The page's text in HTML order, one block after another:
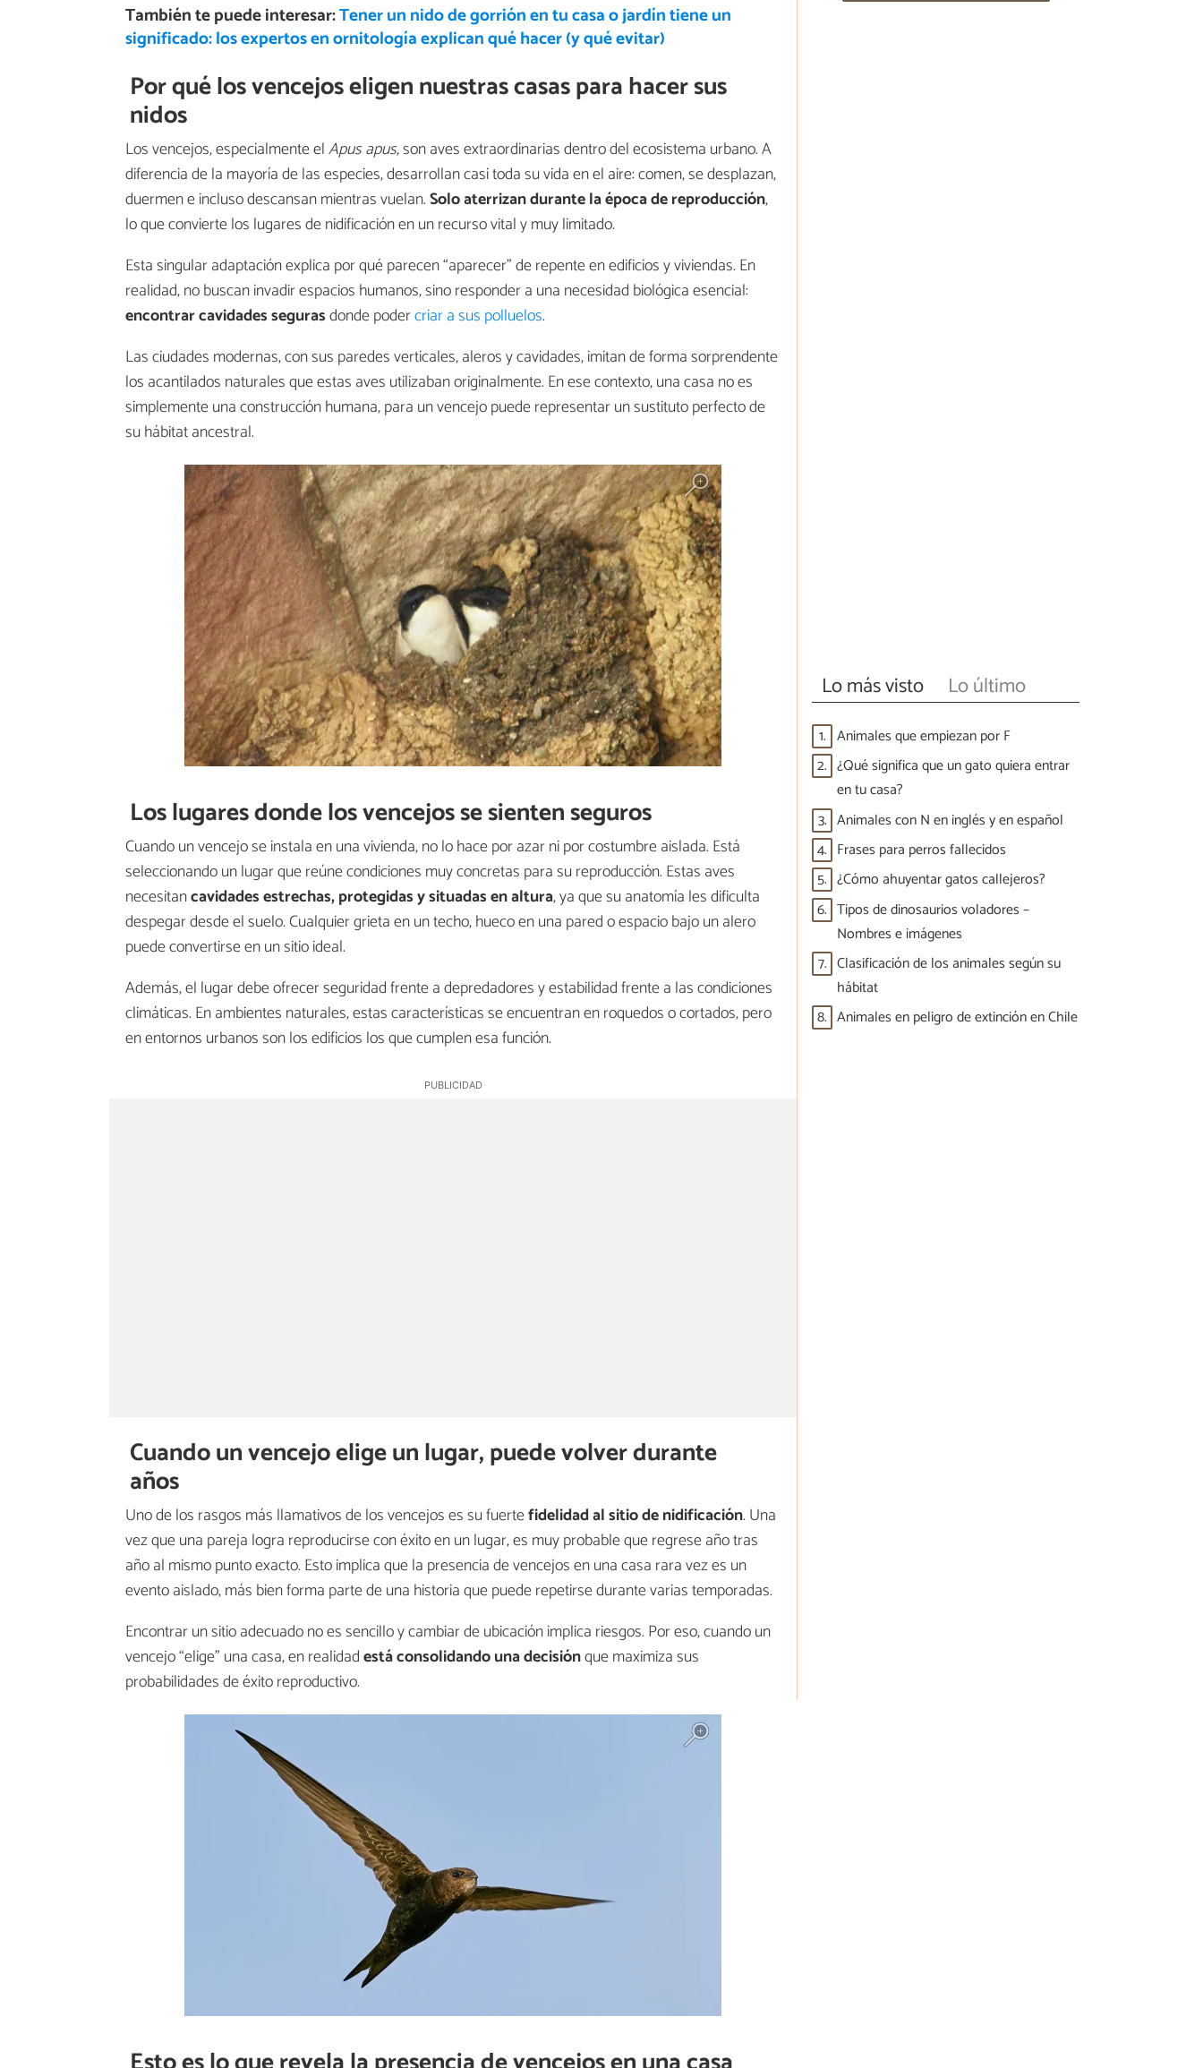
También te puede interesar:Tener un nido de gorrión en tu casa o jardín tiene un
significado: los expertos en ornitología explican qué hacer (y qué evitar)
Por qué los vencejos eligen nuestras casas para hacer sus
nidos
Los vencejos, especialmente elApus apus, son aves extraordinarias dentro del ecosistema urbano. A
diferencia de la mayoría de las especies, desarrollan casi toda su vida en el aire: comen, se desplazan,
duermen e incluso descansan mientras vuelan.Solo aterrizan durante la época de reproducción,
lo que convierte los lugares de nidificación en un recurso vital y muy limitado.
Esta singular adaptación explica por qué parecen “aparecer” de repente en edificios y viviendas. En
realidad, no buscan invadir espacios humanos, sino responder a una necesidad biológica esencial:
encontrar cavidades segurasdonde podercriar a sus polluelos.
Las ciudades modernas, con sus paredes verticales, aleros y cavidades, imitan de forma sorprendente
los acantilados naturales que estas aves utilizaban originalmente. En ese contexto, una casa no es
simplemente una construcción humana, para un vencejo puede representar un sustituto perfecto de
su hábitat ancestral.
Los lugares donde los vencejos se sienten seguros
Cuando un vencejo se instala en una vivienda, no lo hace por azar ni por costumbre aislada. Está
seleccionando un lugar que reúne condiciones muy concretas para su reproducción. Estas aves
necesitancavidades estrechas, protegidas y situadas en altura, ya que su anatomía les dificulta
despegar desde el suelo. Cualquier grieta en un techo, hueco en una pared o espacio bajo un alero
puede convertirse en un sitio ideal.
Además, el lugar debe ofrecer seguridad frente a depredadores y estabilidad frente a las condiciones
climáticas. En ambientes naturales, estas características se encuentran en roquedos o cortados, pero
en entornos urbanos son los edificios los que cumplen esa función.
Cuando un vencejo elige un lugar, puede volver durante
años
Uno de los rasgos más llamativos de los vencejos es su fuertefidelidad al sitio de nidificación. Una
vez que una pareja logra reproducirse con éxito en un lugar, es muy probable que regrese año tras
año al mismo punto exacto. Esto implica que la presencia de vencejos en una casa rara vez es un
evento aislado, más bien forma parte de una historia que puede repetirse durante varias temporadas.
Encontrar un sitio adecuado no es sencillo y cambiar de ubicación implica riesgos. Por eso, cuando un
vencejo “elige” una casa, en realidadestá consolidando una decisiónque maximiza sus
probabilidades de éxito reproductivo.
Lo más visto Lo último
1. Animales que empiezan por F
2. ¿Qué significa que un gato quiera entrar
en tu casa?
3. Animales con N en inglés y en español
4. Frases para perros fallecidos
5. ¿Cómo ahuyentar gatos callejeros?
6. Tipos de dinosaurios voladores –
Nombres e imágenes
7. Clasificación de los animales según su
hábitat
8. Animales en peligro de extinción en Chile